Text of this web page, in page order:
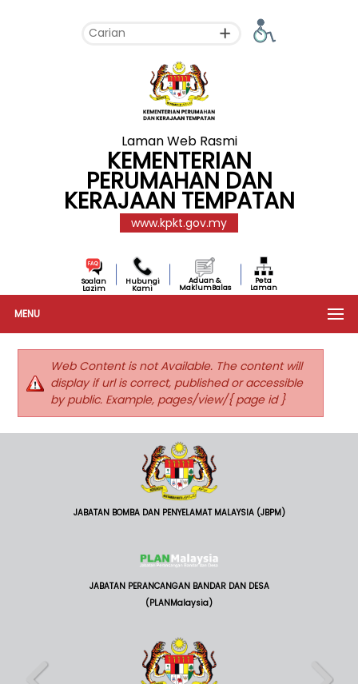
Laman Web Rasmi
KEMENTERIAN
PERUMAHAN DAN
KERAJAAN TEMPATAN
www.kpkt.gov.my
Soalan
Lazim
Hubungi
Kami
Aduan &
MaklumBalas
Peta
Laman
MENU
Web Content is not Available. The content will
display if url is correct, published or accessible
by public. Example, pages/view/{ page id }
JABATAN BOMBA DAN PENYELAMAT MALAYSIA (JBPM)
JABATAN PERANCANGAN BANDAR DAN DESA
(PLANMalaysia)